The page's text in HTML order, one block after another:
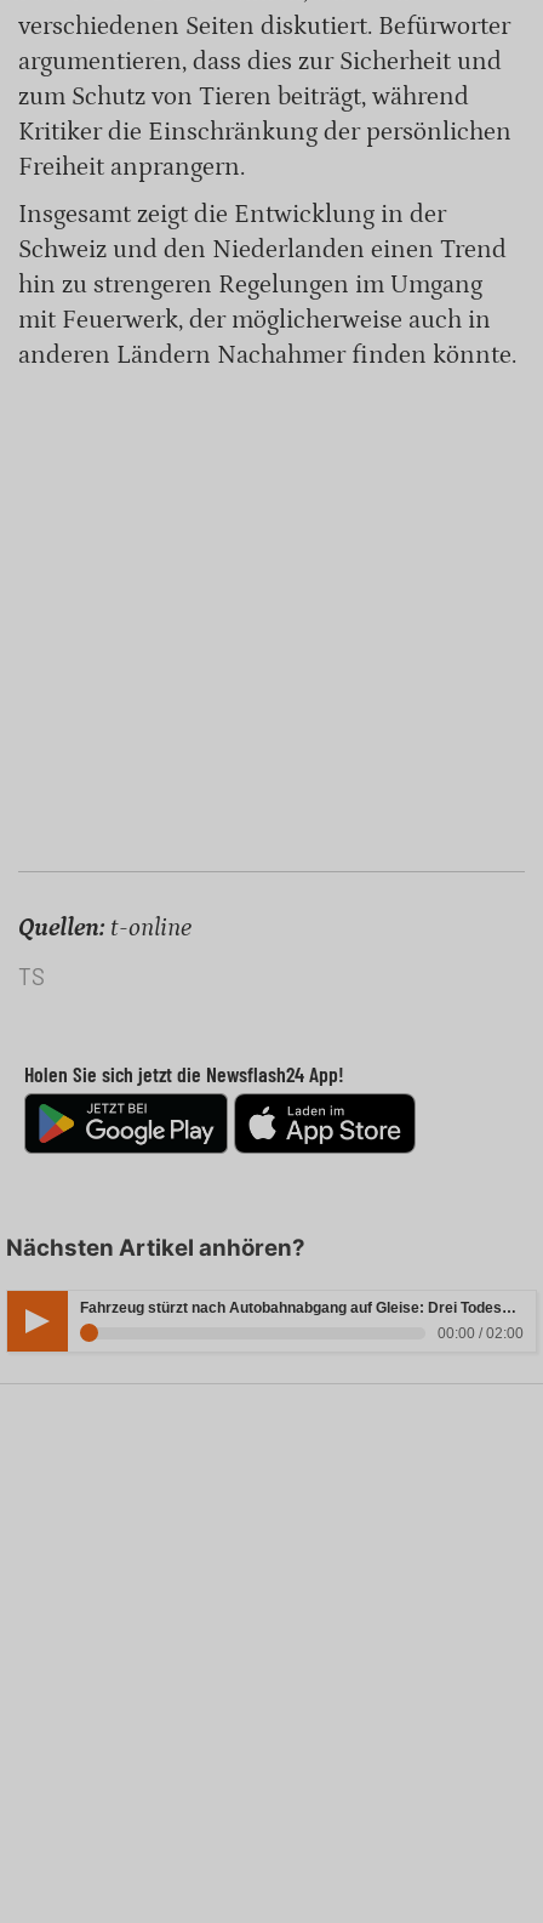
verschiedenen Seiten diskutiert. Befürworter
argumentieren, dass dies zur Sicherheit und
zum Schutz von Tieren beiträgt, während
Kritiker die Einschränkung der persönlichen
Freiheit anprangern.
Insgesamt zeigt die Entwicklung in der
Schweiz und den Niederlanden einen Trend
hin zu strengeren Regelungen im Umgang
mit Feuerwerk, der möglicherweise auch in
anderen Ländern Nachahmer finden könnte.
Quellen: t-online
TS
Holen Sie sich jetzt die Newsflash24 App!
Nächsten Artikel anhören?
Fahrzeug stürzt nach Autobahnabgang auf Gleise: Drei Todesopfer in Bayern
00:00 / 02:00